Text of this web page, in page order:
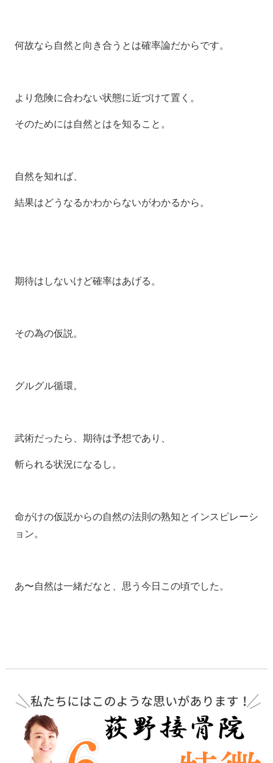
何故なら自然と向き合うとは確率論だからです。
より危険に合わない状態に近づけて置く。
そのためには自然とはを知ること。
自然を知れば、
結果はどうなるかわからないがわかるから。
期待はしないけど確率はあげる。
その為の仮説。
グルグル循環。
武術だったら、期待は予想であり、
斬られる状況になるし。
命がけの仮説からの自然の法則の熟知とインスピレーシ
ョン。
あ〜自然は一緒だなと、思う今日この頃でした。